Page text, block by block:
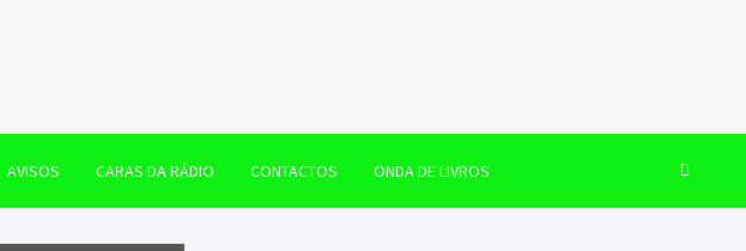
AVISOS CARAS DA RÁDIO CONTACTOS ONDA DE LIVROS